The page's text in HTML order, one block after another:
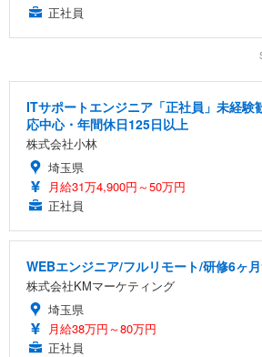
正社員
ITサポートエンジニア「正社員」未経験
応中心・年間休日125日以上
株式会社小林
埼玉県
月給31万4,900円～50万円
正社員
WEBエンジニア/フルリモート/研修6ヶ
株式会社KMマーケティング
埼玉県
月給38万円～80万円
正社員